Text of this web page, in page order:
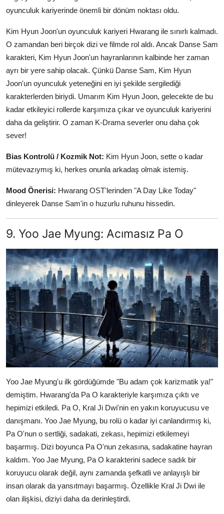
oyunculuk kariyerinde önemli bir dönüm noktası oldu.
Kim Hyun Joon'un oyunculuk kariyeri Hwarang ile sınırlı kalmadı.
O zamandan beri birçok dizi ve filmde rol aldı. Ancak Danse Sam
karakteri, Kim Hyun Joon'un hayranlarının kalbinde her zaman
ayrı bir yere sahip olacak. Çünkü Danse Sam, Kim Hyun
Joon'un oyunculuk yeteneğini en iyi şekilde sergilediği
karakterlerden biriydi. Umarım Kim Hyun Joon, gelecekte de bu
kadar etkileyici rollerde karşımıza çıkar ve oyunculuk kariyerini
daha da geliştirir. O zaman K-Drama severler onu daha çok
sever!
Bias Kontrolü / Kozmik Not: Kim Hyun Joon, sette o kadar
mütevazıymış ki, herkes onunla arkadaş olmak istemiş.
Mood Önerisi: Hwarang OST'lerinden "A Day Like Today"
dinleyerek Danse Sam'in o huzurlu ruhunu hissedin.
9. Yoo Jae Myung: Acımasız Pa O
Yoo Jae Myung'u ilk gördüğümde "Bu adam çok karizmatik ya!"
demiştim. Hwarang'da Pa O karakteriyle karşımıza çıktı ve
hepimizi etkiledi. Pa O, Kral Ji Dwi'nin en yakın koruyucusu ve
danışmanı. Yoo Jae Myung, bu rolü o kadar iyi canlandırmış ki,
Pa O'nun o sertliği, sadakati, zekası, hepimizi etkilemeyi
başarmış. Dizi boyunca Pa O'nun zekasına, sadakatine hayran
kaldım. Yoo Jae Myung, Pa O karakterini sadece sadık bir
koruyucu olarak değil, aynı zamanda şefkatli ve anlayışlı bir
insan olarak da yansıtmayı başarmış. Özellikle Kral Ji Dwi ile
olan ilişkisi, diziyi daha da derinleştirdi.